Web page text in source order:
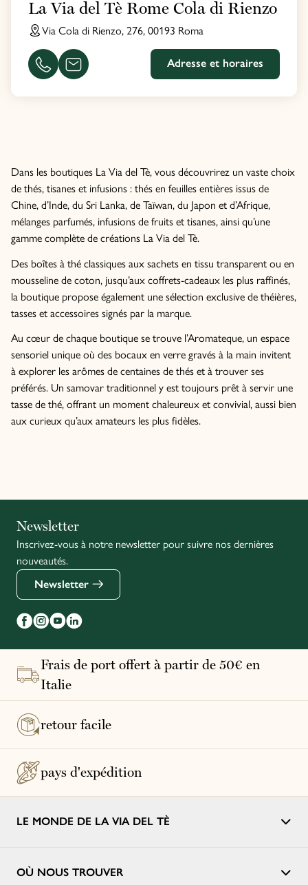
La Via del Tè Rome Cola di Rienzo
Via Cola di Rienzo, 276, 00193 Roma
Adresse et horaires
Dans les boutiques La Via del Tè, vous découvrirez un vaste choix
de thés, tisanes et infusions : thés en feuilles entières issus de
Chine, d’Inde, du Sri Lanka, de Taïwan, du Japon et d’Afrique,
mélanges parfumés, infusions de fruits et tisanes, ainsi qu’une
gamme complète de créations La Via del Tè.
Des boîtes à thé classiques aux sachets en tissu transparent ou en
mousseline de coton, jusqu’aux coffrets-cadeaux les plus raffinés,
la boutique propose également une sélection exclusive de théières,
tasses et accessoires signés par la marque.
Au cœur de chaque boutique se trouve l’Aromateque, un espace
sensoriel unique où des bocaux en verre gravés à la main invitent
à explorer les arômes de centaines de thés et à trouver ses
préférés. Un samovar traditionnel y est toujours prêt à servir une
tasse de thé, offrant un moment chaleureux et convivial, aussi bien
aux curieux qu’aux amateurs les plus fidèles.
English
Newsletter
Inscrivez-vous à notre newsletter pour suivre nos dernières
nouveautés.
Newsletter
Frais de port offert à partir de 50€ en
Italie
retour facile
pays d'expédition
LE MONDE DE LA VIA DEL TÈ
OÙ NOUS TROUVER